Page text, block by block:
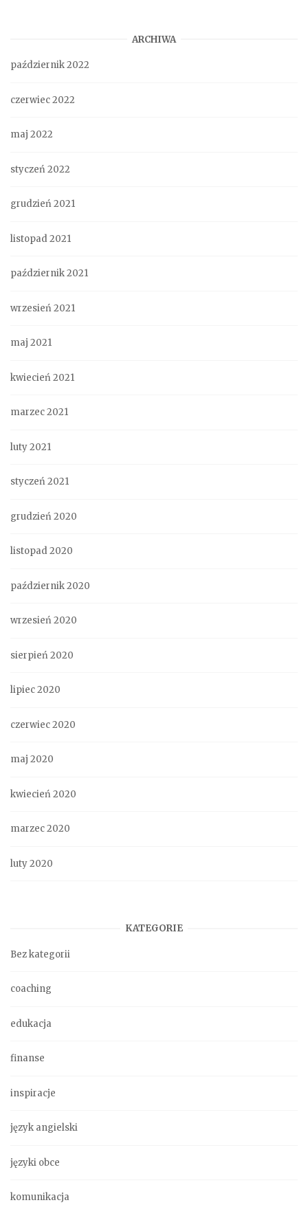
ARCHIWA
październik 2022
czerwiec 2022
maj 2022
styczeń 2022
grudzień 2021
listopad 2021
październik 2021
wrzesień 2021
maj 2021
kwiecień 2021
marzec 2021
luty 2021
styczeń 2021
grudzień 2020
listopad 2020
październik 2020
wrzesień 2020
sierpień 2020
lipiec 2020
czerwiec 2020
maj 2020
kwiecień 2020
marzec 2020
luty 2020
KATEGORIE
Bez kategorii
coaching
edukacja
finanse
inspiracje
język angielski
języki obce
komunikacja